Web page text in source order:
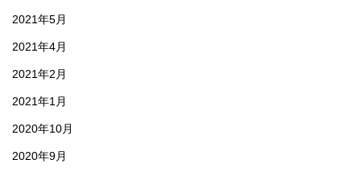
2021年5月
2021年4月
2021年2月
2021年1月
2020年10月
2020年9月